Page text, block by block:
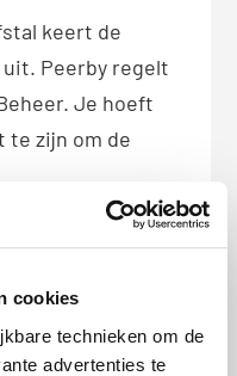
cookies
technieken om de
advertenties te
keert de
Peerby regelt
Je hoeft
te zijn om de
koop je